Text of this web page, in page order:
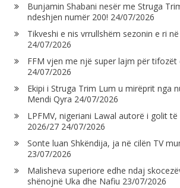
Bunjamin Shabani nesër me Struga
ndeshjen numër 200! 24/07/2026
Tikveshi e nis vrrullshëm sezonin e ri
24/07/2026
FFM vjen me një super lajm për tifozët
24/07/2026
Ekipi i Struga Trim Lum u mirëprit nga
Mendi Qyra 24/07/2026
LPFMV, nigeriani Lawal autorë i golit
2026/27 24/07/2026
Sonte luan Shkëndija, ja në cilën TV
23/07/2026
Malisheva superiore edhe ndaj
shënojnë Uka dhe Nafiu 23/07/2026